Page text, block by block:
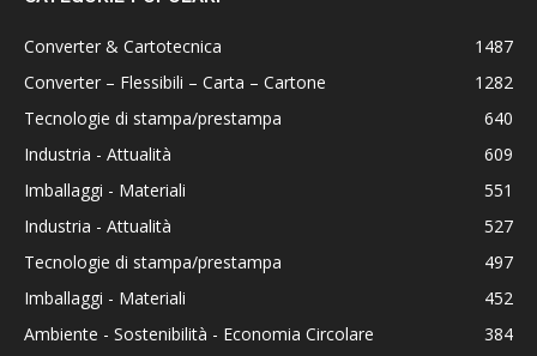
Converter & Cartotecnica
1487
Converter – Flessibili – Carta – Cartone
1282
Tecnologie di stampa/prestampa
640
Industria - Attualità
609
Imballaggi - Materiali
551
Industria - Attualità
527
Tecnologie di stampa/prestampa
497
Imballaggi - Materiali
452
Ambiente - Sostenibilità - Economia Circolare
384